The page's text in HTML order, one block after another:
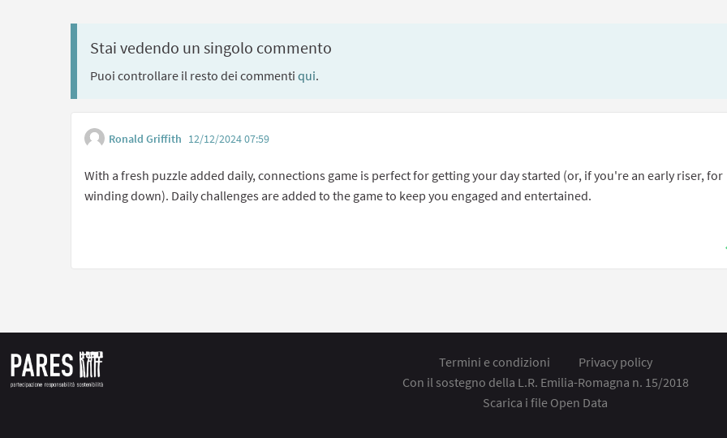
Stai vedendo un singolo commento
Puoi controllare il resto dei commenti qui.
Ronald Griffith 12/12/2024 07:59
With a fresh puzzle added daily, connections game is perfect for getting your day started (or, if you're an early riser, for
winding down). Daily challenges are added to the game to keep you engaged and entertained.
Termini e condizioni
Privacy policy
Con il sostegno della L.R. Emilia-Romagna n. 15/2018
Scarica i file Open Data